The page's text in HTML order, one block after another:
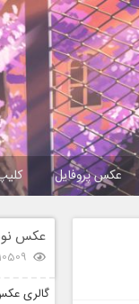
عکس پروفایل
عکس
10509 بازدید
گالری